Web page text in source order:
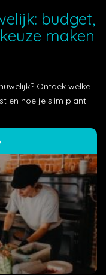
budget,
maken
Ontdek welke
en hoe je slim plant.